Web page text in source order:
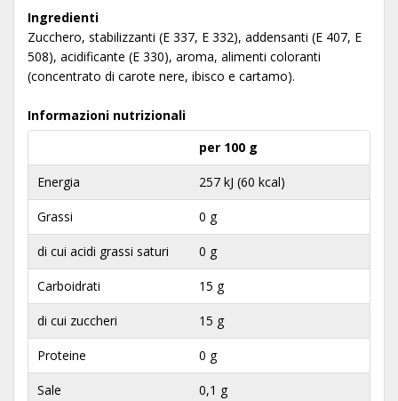
Ingredienti
Zucchero, stabilizzanti (E 337, E 332), addensanti (E 407, E
508), acidificante (E 330), aroma, alimenti coloranti
(concentrato di carote nere, ibisco e cartamo).
Informazioni nutrizionali
per 100 g
Energia 257 kJ (60 kcal)
Grassi 0 g
di cui acidi grassi saturi 0 g
Carboidrati 15 g
di cui zuccheri 15 g
Proteine 0 g
Sale 0,1 g